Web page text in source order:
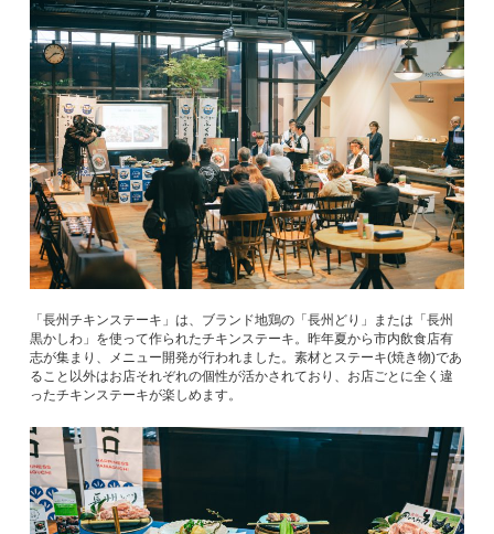
「長州チキンステーキ」は、ブランド地鶏の「長州どり」または「長州
黒かしわ」を使って作られたチキンステーキ。昨年夏から市内飲食店有
志が集まり、メニュー開発が行われました。素材とステーキ(焼き物)であ
ること以外はお店それぞれの個性が活かされており、お店ごとに全く違
ったチキンステーキが楽しめます。